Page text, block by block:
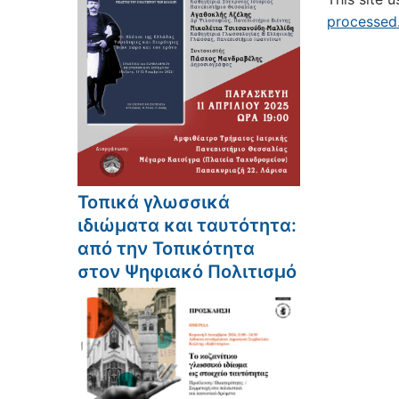
Τοπικά γλωσσικά
ιδιώματα και ταυτότητα:
από την Τοπικότητα
στον Ψηφιακό Πολιτισμό